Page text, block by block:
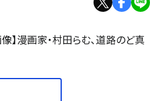
】漫画家・村田らむ、道路のど真